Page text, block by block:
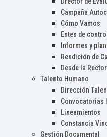
Campaña
Cómo Vamos
Entes de control
Informes y
Rendición de
Desde la
Talento Humano
Dirección
Convocatorias
Lineamientos
Constancia
Gestión Documental